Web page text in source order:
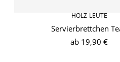
HOLZ-LEUTE
Servierbrettchen
ab 19,90 €